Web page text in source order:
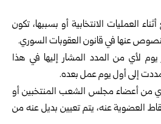
العمليات الانتخابية أو بسببها، تكون
عنها في قانون العقوبات السوري.
لأي من المدد المشار إليها في هذا
إلى أول يوم عمل بعده.
من أعضاء مجلس الشعب المنتخبين أو
العضوية عنه، يتم تعيين بديل عنه من